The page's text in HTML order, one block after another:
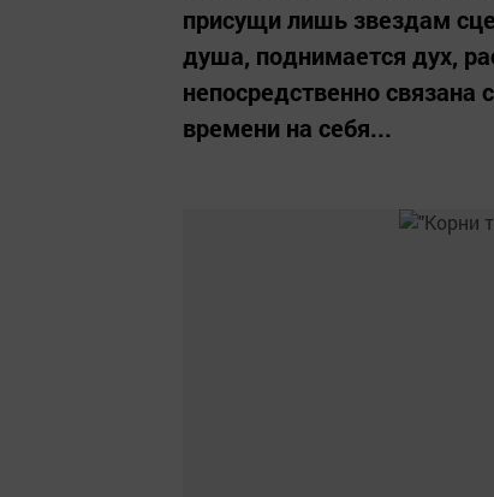
присущи лишь звездам
душа, поднимается дух,
непосредственно связана
времени на себя...